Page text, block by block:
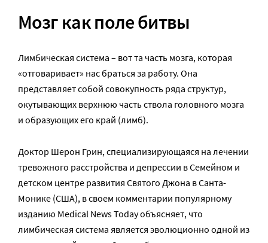
Мозг как поле битвы
Лимбическая система – вот та часть мозга, которая
«отговаривает» нас браться за работу. Она
представляет собой совокупность ряда структур,
окутывающих верхнюю часть ствола головного мозга
и образующих его край (лимб).
Доктор Шерон Грин, специализирующаяся на лечении
тревожного расстройства и депрессии в Семейном и
детском центре развития Святого Джона в Санта-
Монике (США), в своем комментарии популярному
изданию Medical News Today объясняет, что
лимбическая система является эволюционно одной из